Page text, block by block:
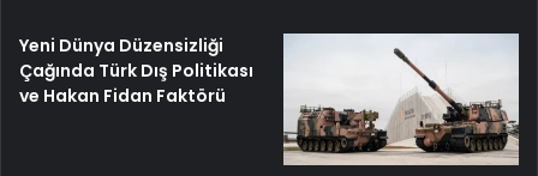
Yeni Dünya Düzensizliği
Çağında Türk Dış Politikası
ve Hakan Fidan Faktörü